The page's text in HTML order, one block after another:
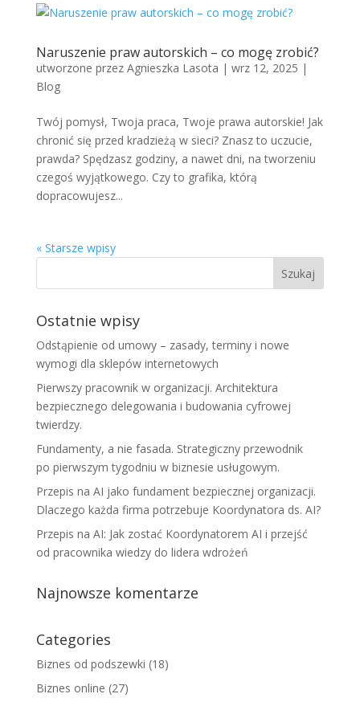
Naruszenie praw autorskich – co mogę zrobić?
utworzone przez Agnieszka Lasota | wrz 12, 2025 |
Blog
Twój pomysł, Twoja praca, Twoje prawa autorskie! Jak
chronić się przed kradzieżą w sieci? Znasz to uczucie,
prawda? Spędzasz godziny, a nawet dni, na tworzeniu
czegoś wyjątkowego. Czy to grafika, którą
dopracowujesz...
« Starsze wpisy
Ostatnie wpisy
Odstąpienie od umowy – zasady, terminy i nowe
wymogi dla sklepów internetowych
Pierwszy pracownik w organizacji. Architektura
bezpiecznego delegowania i budowania cyfrowej
twierdzy.
Fundamenty, a nie fasada. Strategiczny przewodnik
po pierwszym tygodniu w biznesie usługowym.
Przepis na AI jako fundament bezpiecznej organizacji.
Dlaczego każda firma potrzebuje Koordynatora ds. AI?
Przepis na AI: Jak zostać Koordynatorem AI i przejść
od pracownika wiedzy do lidera wdrożeń
Najnowsze komentarze
Categories
Biznes od podszewki (18)
Biznes online (27)